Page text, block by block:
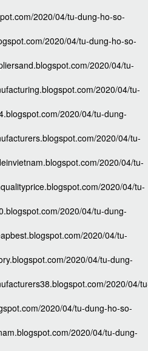
2020/04/tu-dung-ho-so-
2020/04/tu-dung-ho-so-
2020/04/tu-
2020/04/tu-
2020/04/tu-dung-
2020/04/tu-
2020/04/tu-
2020/04/tu-
2020/04/tu-dung-
2020/04/tu-
2020/04/tu-dung-
2020/04/
2020/04/tu-dung-ho-so-
2020/04/tu-dung-